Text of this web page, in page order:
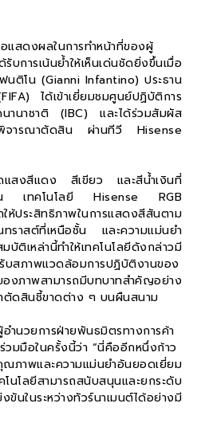
แสดงผลในการทำหน้าที่ของผู้
การเน้นย้ำให้เห็นเด่นชัดยิ่งขึ้นเมื่อ
นติโน (Gianni Infantino) ประธาน
ได้เข้าเยี่ยมชมศูนย์ปฏิบัติการ
นาชาติ (IBC) และได้ร่วมสัมผัส
พิจารณาตัดสิน ผ่านทีวี Hisense
แสงสีแดง สีเขียว และสีน้ำเงินที่
กัน เทคโนโลยี Hisense RGB
ะสิทธิภาพในการแสดงสีสันตาม
ราสต์ที่เหนือชั้น และความแม่นยำ
หล่านี้ทำให้เทคโนโลยีดังกล่าวมี
รับสภาพแวดล้อมการปฏิบัติงานของ
ภาพสามารถมีบทบาทสำคัญอย่าง
ตัดสินชี้ขาดต่าง ๆ บนผืนสนาม
ำนวยการฝ่ายพันธมิตรทางการค้า
วมมือในครั้งนี้ว่า “นี่คืออีกหนึ่งก้าว
ภาพและความแม่นยำอันยอดเยี่ยม
โนโลยีสามารถสนับสนุนและยกระดับ
นในระหว่างทัวร์นาเมนต์ได้อย่างมี